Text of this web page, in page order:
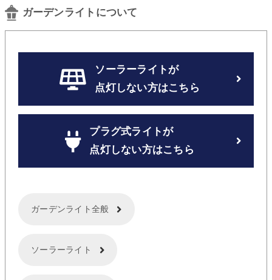
ガーデンライトについて
ソーラーライトが
点灯しない方はこちら
プラグ式ライトが
点灯しない方はこちら
ガーデンライト全般
ソーラーライト